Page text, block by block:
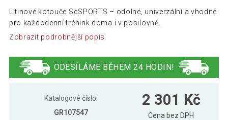
Litinové kotouče ScSPORTS – odolné, univerzální a vhodné
pro každodenní trénink doma i v posilovně.
Zobrazit podrobnější popis
ODESÍLÁME BĚHEM 24 HODIN!
Katalogové číslo:
GR107547
2 301 Kč
Cena bez DPH